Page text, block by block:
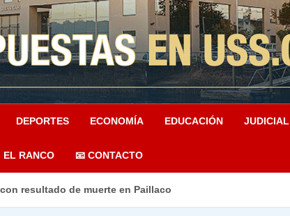
DEPORTES ECONOMÍA EDUCACIÓN JUDICIAL
EL RANCO 📧 CONTACTO
resultado de muerte en Paillaco